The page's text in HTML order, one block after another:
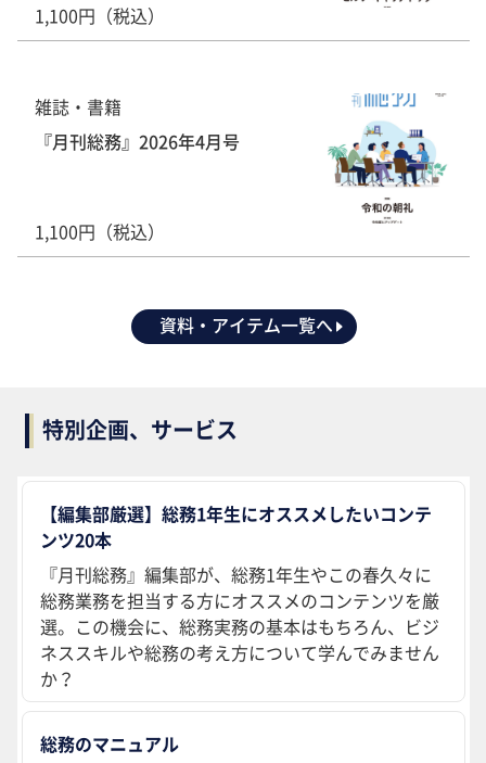
1,100円（税込）
雑誌・書籍
『月刊総務』2026年4月号
1,100円（税込）
資料・アイテム一覧へ
特別企画、サービス
【編集部厳選】総務1年生にオススメしたいコンテ
ンツ20本
『月刊総務』編集部が、総務1年生やこの春久々に
総務業務を担当する方にオススメのコンテンツを厳
選。この機会に、総務実務の基本はもちろん、ビジ
ネススキルや総務の考え方について学んでみません
か？
総務のマニュアル